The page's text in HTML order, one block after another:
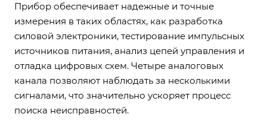
Прибор обеспечивает надежные и точные
измерения в таких областях, как разработка
силовой электроники, тестирование импульсных
источников питания, анализ цепей управления и
отладка цифровых схем. Четыре аналоговых
канала позволяют наблюдать за несколькими
сигналами, что значительно ускоряет процесс
поиска неисправностей.